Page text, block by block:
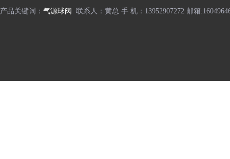
产品关键词： 气源球阀 联系人：黄总 手 机：13952907272 邮箱